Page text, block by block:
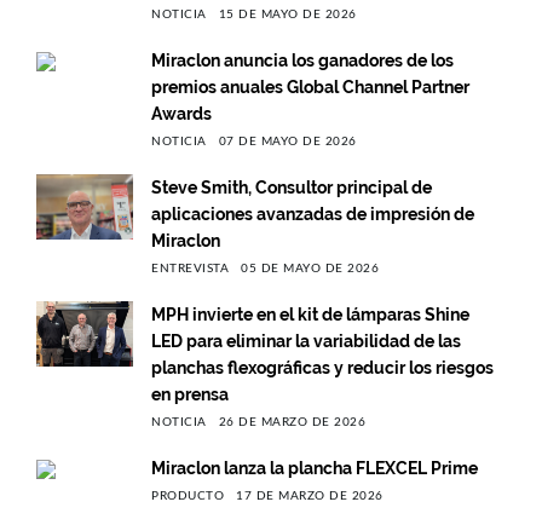
NOTICIA 15 DE MAYO DE 2026
Miraclon anuncia los ganadores de los
premios anuales Global Channel Partner
Awards
NOTICIA 07 DE MAYO DE 2026
Steve Smith, Consultor principal de
aplicaciones avanzadas de impresión de
Miraclon
ENTREVISTA 05 DE MAYO DE 2026
MPH invierte en el kit de lámparas Shine
LED para eliminar la variabilidad de las
planchas flexográficas y reducir los riesgos
en prensa
NOTICIA 26 DE MARZO DE 2026
Miraclon lanza la plancha FLEXCEL Prime
PRODUCTO 17 DE MARZO DE 2026